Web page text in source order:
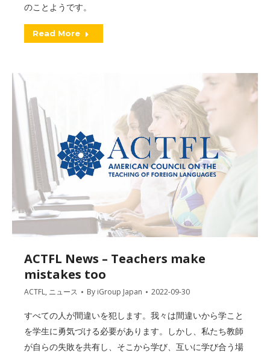
のことようです。
Read More
ACTFL News – Teachers make
mistakes too
ACTFL, ニュース By iGroup Japan 2022-09-30
すべての人が間違いを犯します。我々は間違いから学こと
を学生に勇気づける必要があります。しかし、私たち教師
が自らの失敗を共有し、そこから学び、互いに学び合う場